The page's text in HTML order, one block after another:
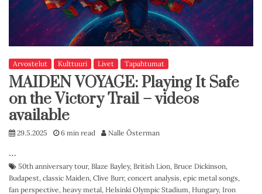
Arvostelut Kulttuuri Livet Tapahtumat
MAIDEN VOYAGE: Playing It Safe
on the Victory Trail – videos
available
29.5.2025 6 min read Nalle Österman
…
50th anniversary tour, Blaze Bayley, British Lion, Bruce Dickinson,
Budapest, classic Maiden, Clive Burr, concert analysis, epic metal songs,
fan perspective, heavy metal, Helsinki Olympic Stadium, Hungary, Iron